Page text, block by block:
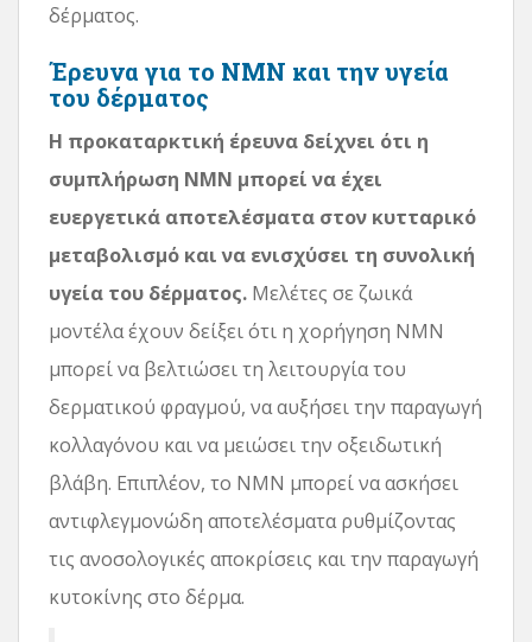
δέρματος.
Έρευνα για το NMN και την υγεία
του δέρματος
Η προκαταρκτική έρευνα δείχνει ότι η
συμπλήρωση NMN μπορεί να έχει
ευεργετικά αποτελέσματα στον κυτταρικό
μεταβολισμό και να ενισχύσει τη συνολική
υγεία του δέρματος. Μελέτες σε ζωικά
μοντέλα έχουν δείξει ότι η χορήγηση NMN
μπορεί να βελτιώσει τη λειτουργία του
δερματικού φραγμού, να αυξήσει την παραγωγή
κολλαγόνου και να μειώσει την οξειδωτική
βλάβη. Επιπλέον, το NMN μπορεί να ασκήσει
αντιφλεγμονώδη αποτελέσματα ρυθμίζοντας
τις ανοσολογικές αποκρίσεις και την παραγωγή
κυτοκίνης στο δέρμα.